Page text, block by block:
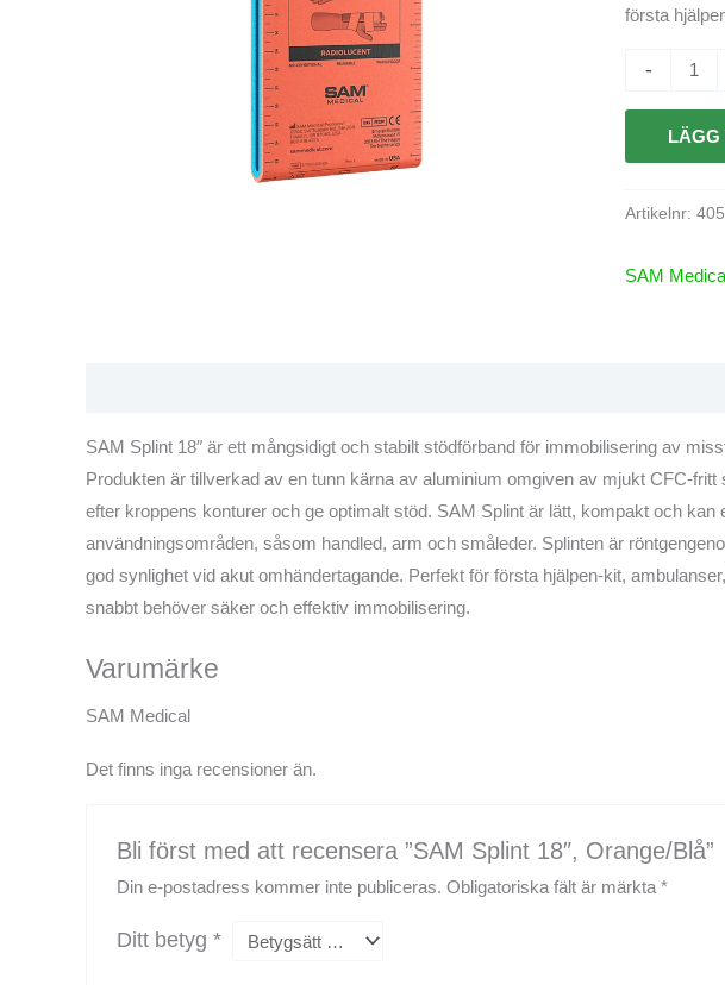
första
-
LÄGG
Artikelnr:
SAM
SAM Splint 18″ är ett mångsidigt och stabilt stödförband för immobilisering av
Produkten är tillverkad av en tunn kärna av aluminium omgiven av mjukt CFC-
efter kroppens konturer och ge optimalt stöd. SAM Splint är lätt, kompakt och
användningsområden, såsom handled, arm och småleder. Splinten är
god synlighet vid akut omhändertagande. Perfekt för första hjälpen-kit,
snabbt behöver säker och effektiv immobilisering.
Varumärke
SAM Medical
Det finns inga recensioner än.
Bli först med att recensera ”SAM Splint 18″, Orange/Blå”
Din e-postadress kommer inte publiceras. Obligatoriska fält är märkta*
Ditt betyg*